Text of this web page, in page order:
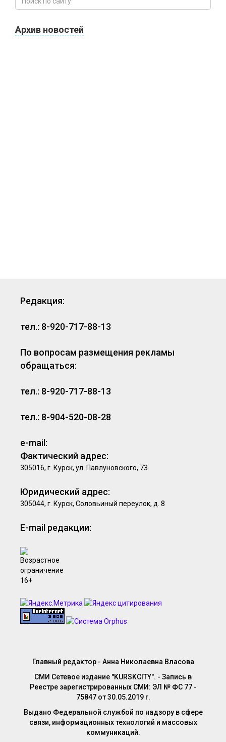
Архив новостей
Редакция:
тел.: 8-920-717-88-13
По вопросам размещения рекламы
обращаться:
тел.: 8-920-717-88-13
тел.: 8-904-520-08-28
e-mail:
Фактический адрес:
305016, г. Курск, ул. Павлуновского, 73
Юридический адрес:
305044, г. Курск, Соловьиный переулок, д. 8
E-mail редакции:
Главный редактор - Анна Николаевна Власова
СМИ Сетевое издание "KURSKCITY". - Запись в
Реестре зарегистрированных СМИ: ЭЛ № ФС 77 -
75847 от 30.05.2019 г.
Выдано Федеральной службой по надзору в сфере
связи, информационных технологий и массовых
коммуникаций.